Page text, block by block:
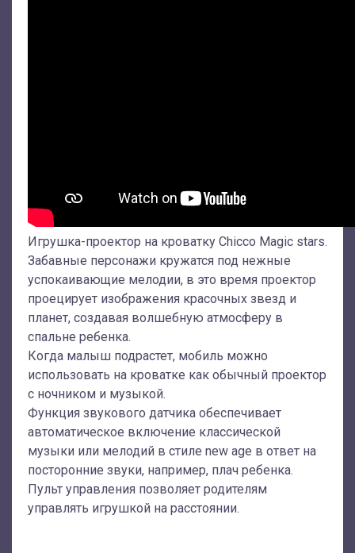
Игрушка-проектор на кроватку Chicco Magic stars.
Забавные персонажи кружатся под нежные
успокаивающие мелодии, в это время проектор
проецирует изображения красочных звезд и
планет, создавая волшебную атмосферу в
спальне ребенка.
Когда малыш подрастет, мобиль можно
использовать на кроватке как обычный проектор
с ночником и музыкой.
Функция звукового датчика обеспечивает
автоматическое включение классической
музыки или мелодий в стиле new age в ответ на
посторонние звуки, например, плач ребенка.
Пульт управления позволяет родителям
управлять игрушкой на расстоянии.